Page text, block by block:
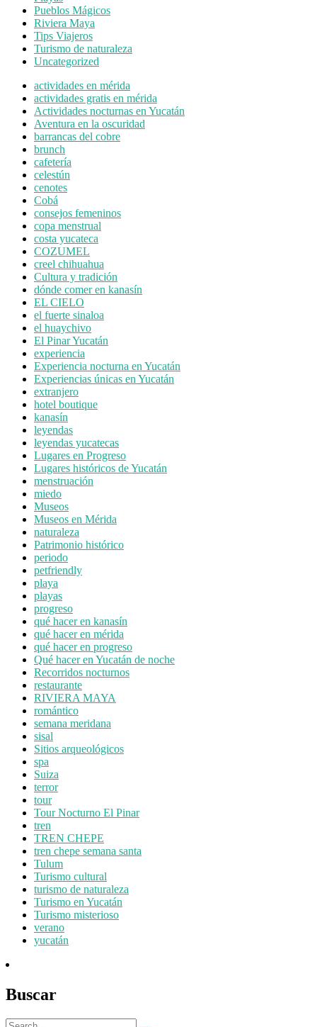
Pueblos Mágicos
Riviera Maya
Tips Viajeros
Turismo de naturaleza
Uncategorized
actividades en mérida
actividades gratis en mérida
Actividades nocturnas en Yucatán
Aventura en la oscuridad
barrancas del cobre
brunch
cafetería
celestún
cenotes
Cobá
consejos femeninos
copa menstrual
costa yucateca
COZUMEL
creel chihuahua
Cultura y tradición
dónde comer en kanasín
EL CIELO
el fuerte sinaloa
el huaychivo
El Pinar Yucatán
experiencia
Experiencia nocturna en Yucatán
Experiencias únicas en Yucatán
extranjero
hotel boutique
kanasín
leyendas
leyendas yucatecas
Lugares en Progreso
Lugares históricos de Yucatán
menstruación
miedo
Museos
Museos en Mérida
naturaleza
Patrimonio histórico
periodo
petfriendly
playa
playas
progreso
qué hacer en kanasín
qué hacer en mérida
qué hacer en progreso
Qué hacer en Yucatán de noche
Recorridos nocturnos
restaurante
RIVIERA MAYA
romántico
semana meridana
sisal
Sitios arqueológicos
spa
Suiza
terror
tour
Tour Nocturno El Pinar
tren
TREN CHEPE
tren chepe semana santa
Tulum
Turismo cultural
turismo de naturaleza
Turismo en Yucatán
Turismo misterioso
verano
yucatán
Buscar